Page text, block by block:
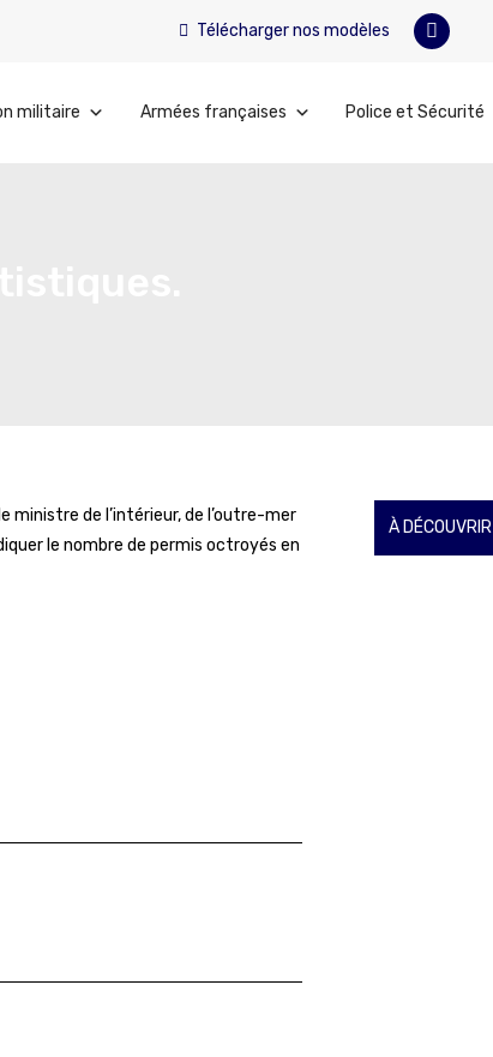
Télécharger nos modèles
militaire Armées françaises Police et Sécurité
ministre de l’intérieur, de l’outre-mer
le nombre de permis octroyés en
À DÉCOUVRIR